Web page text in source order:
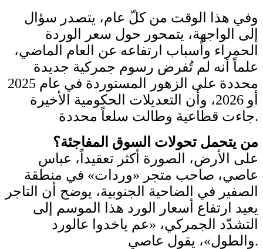
وفي هذا الوقت من كلّ عام، يتصدر سؤال
إلى الواجهة، يتمحور حول سعر الوردة
الحمراء وأسباب ارتفاعه عن العام الماضي،
علماً أنه لم تُفرض رسوم جمركية جديدة
محددة على الزهور المستوردة في عام 2025
أو 2026، وأن التعديلات الحكومية الأخيرة
جاءت قطاعية وطالت سلعاً محددة.
من يتحمل تحولات السوق المفاجئة؟
على الأرض، الصورة أكثر تعقيداً، عباس
عاصي، صاحب متجر «وردات» في منطقة
الصفير في الضاحية الجنوبية، يوضح أن التاجر
يعيد ارتفاع أسعار الورد هذا الموسم إلى
التشدّد الجمركي، «عم ياخدوا عالورد
والطول»، يقول عاصي.